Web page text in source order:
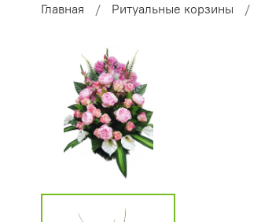
Главная Ритуальные корзины